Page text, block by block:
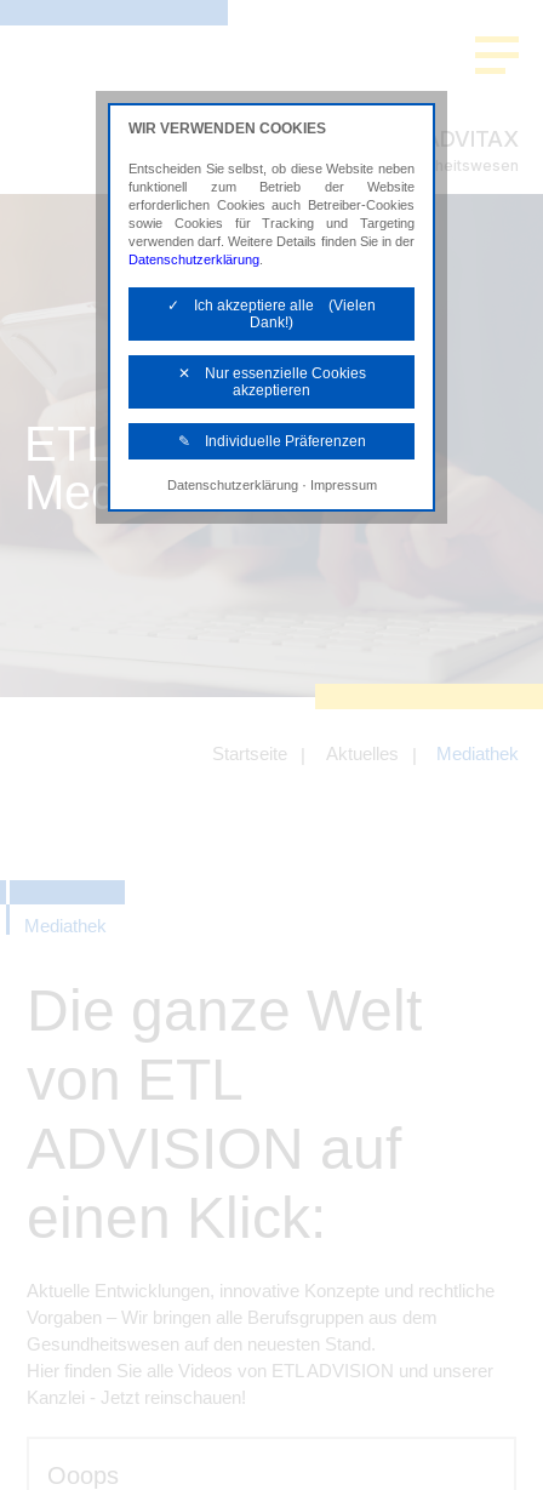
ADVITAX
Steuerberatung im Gesundheitswesen
ETL ADVISION
Mediathek
Startseite Aktuelles Mediathek
Mediathek
Die ganze Welt
von ETL
ADVISION auf
einen Klick:
Aktuelle Entwicklungen, innovative Konzepte und rechtliche
Vorgaben – Wir bringen alle Berufsgruppen aus dem
Gesundheitswesen auf den neuesten Stand.
Hier finden Sie alle Videos von ETL ADVISION und unserer
Kanzlei - Jetzt reinschauen!
Ooops
WIR VERWENDEN COOKIES
Entscheiden Sie selbst, ob diese Website neben
funktionell zum Betrieb der Website
erforderlichen Cookies auch Betreiber-Cookies
sowie Cookies für Tracking und Targeting
verwenden darf. Weitere Details finden Sie in der
Datenschutzerklärung
✓ Ich akzeptiere alle (Vielen
Dank!)
✕ Nur essenzielle Cookies
akzeptieren
✎ Individuelle Präferenzen
Notwendige Cookies
Diese Cookies sind erforderlich, um die
Angebotes einschließlich der
Angeboten von z.B. Facebook und
LinkedIn.
Datenschutzerklärung· Impressum